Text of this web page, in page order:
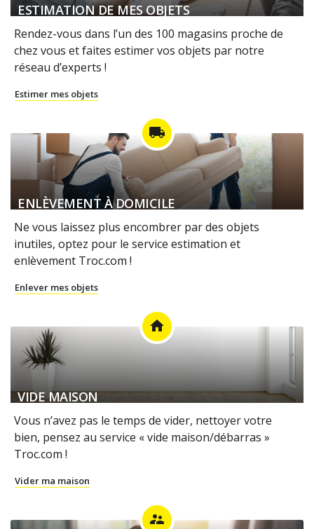
ESTIMATION DE MES OBJETS
Rendez-vous dans l’un des 100 magasins proche de
chez vous et faites estimer vos objets par notre
réseau d’experts !
Estimer mes objets
local_shipping
ENLÈVEMENT À DOMICILE
Ne vous laissez plus encombrer par des objets
inutiles, optez pour le service estimation et
enlèvement Troc.com !
Enlever mes objets
home
VIDE MAISON
Vous n’avez pas le temps de vider, nettoyer votre
bien, pensez au service « vide maison/débarras »
Troc.com !
Vider ma maison
supervisor_account